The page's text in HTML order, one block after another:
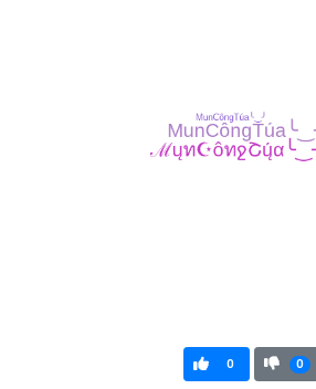
0 0